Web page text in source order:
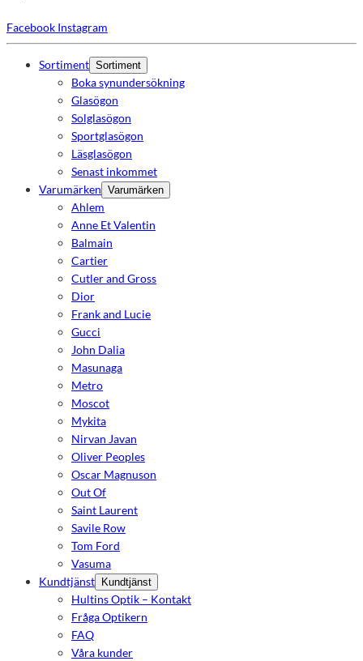
Facebook Instagram
Sortiment Sortiment
Boka synundersökning
Glasögon
Solglasögon
Sportglasögon
Läsglasögon
Senast inkommet
Varumärken Varumärken
Ahlem
Anne Et Valentin
Balmain
Cartier
Cutler and Gross
Dior
Frank and Lucie
Gucci
John Dalia
Masunaga
Metro
Moscot
Mykita
Nirvan Javan
Oliver Peoples
Oscar Magnuson
Out Of
Saint Laurent
Savile Row
Tom Ford
Vasuma
Kundtjänst
Kundtjänst
Hultins Optik – Kontakt
Fråga Optikern
FAQ
Våra kunder